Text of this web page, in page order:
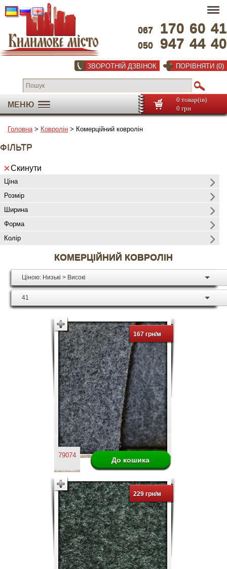
067 170 60 41
050 947 44 40
ЗВОРОТНІЙ ДЗВІНОК ПОРІВНЯТИ (0)
МЕНЮ
0 товар(ів)
0 грн
Головна> Ковролін > Комерційний ковролін
ФІЛЬТР
Скинути
Ціна
Розмір
Ширина
Форма
Колір
КОМЕРЦІЙНИЙ КОВРОЛІН
Ціною: Низькі > Високі
41
167 грн/м
79074
229 грн/м